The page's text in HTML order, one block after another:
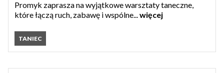
Promyk zaprasza na wyjątkowe warsztaty taneczne,
które łączą ruch, zabawę i wspólne...więcej
TANIEC